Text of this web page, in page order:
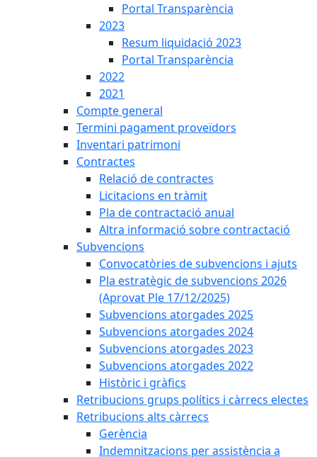
Portal Transparència
2023
Resum liquidació 2023
Portal Transparència
2022
2021
Compte general
Termini pagament proveïdors
Inventari patrimoni
Contractes
Relació de contractes
Licitacions en tràmit
Pla de contractació anual
Altra informació sobre contractació
Subvencions
Convocatòries de subvencions i ajuts
Pla estratègic de subvencions 2026
(Aprovat Ple 17/12/2025)
Subvencions atorgades 2025
Subvencions atorgades 2024
Subvencions atorgades 2023
Subvencions atorgades 2022
Històric i gràfics
Retribucions grups polítics i càrrecs electes
Retribucions alts càrrecs
Gerència
Indemnitzacions per assistència a